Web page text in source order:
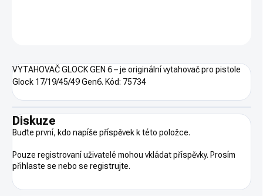
VYTAHOVAČ GLOCK GEN 6 – je originální vytahovač pro pistole
Glock 17/19/45/49 Gen6. Kód: 75734
Diskuze
Buďte první, kdo napíše příspěvek k této položce.
Pouze registrovaní uživatelé mohou vkládat příspěvky. Prosím
přihlaste se nebo se registrujte.